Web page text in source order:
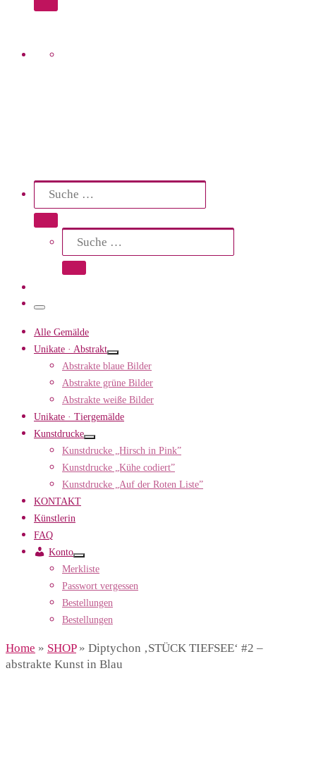
Suche …
Search
Suche
Suche …
Suche
Suche …
Menü
Alle Gemälde
Unikate · Abstrakt
Abstrakte blaue Bilder
Abstrakte grüne Bilder
Abstrakte weiße Bilder
Unikate · Tiergemälde
Kunstdrucke
Kunstdrucke „Hirsch in Pink”
Kunstdrucke „Kühe codiert”
Kunstdrucke „Auf der Roten Liste”
KONTAKT
Künstlerin
FAQ
Konto
Merkliste
Passwort vergessen
Bestellungen
Bestellungen
Home » SHOP» Diptychon ‚STÜCK TIEFSEE‘ #2 –
abstrakte Kunst in Blau